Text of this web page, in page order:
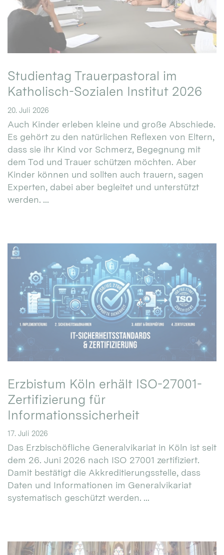
Studientag Trauerpastoral im
Katholisch-Sozialen Institut 2026
20. Juli 2026
Auch Kinder erleben kleine und große Abschiede.
Es gehört zu den natürlichen Reflexen von Eltern,
dass sie ihr Kind vor Schmerz, Begegnung mit
dem Tod und Trauer schützen möchten. Aber
Kinder können und sollten auch trauern, sagen
Experten, dabei aber begleitet und unterstützt
werden. ...
Erzbistum Köln erhält ISO-27001-
Zertifizierung für
Informationssicherheit
17. Juli 2026
Das Erzbischöfliche Generalvikariat in Köln ist seit
dem 26. Juni 2026 nach ISO 27001 zertifiziert.
Damit bestätigt die Akkreditierungsstelle, dass
Daten und Informationen im Generalvikariat
systematisch geschützt werden. ...